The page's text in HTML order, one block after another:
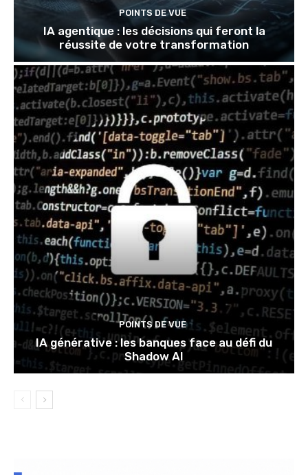
POINTS DE VUE
IA agentique : les décisions qui feront la
réussite de votre transformation
POINTS DE VUE
IA générative : les banques face au défi du
Shadow AI